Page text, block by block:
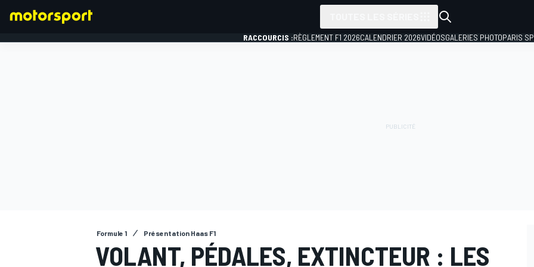
RACCOURCIS :RÈGLEMENT F1 2026CALENDRIER 2026VIDÉOSGALERIES PHOTOPARIS
Formule 1 Présentation Haas F1
VOLANT, PÉDALES, EXTINCTEUR : LES